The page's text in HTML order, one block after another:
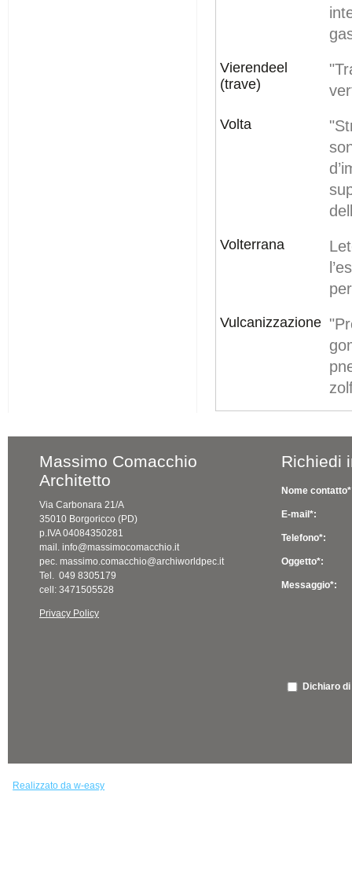
Vierendeel
(trave)
Volta
Volterrana
Vulcanizzazione
Massimo Comacchio
Architetto
Via Carbonara 21/A
35010 Borgoricco (PD)
p.IVA 04084350281
mail. info@massimocomacchio.it
pec. massimo.comacchio@archiworldpec.it
Tel. 049 8305179
cell: 3471505528
Privacy Policy
Richiedi
Nome
E-mail*:
Telefono*:
Oggetto*:
Messaggio*:
Dichiaro
Realizzato da w-easy